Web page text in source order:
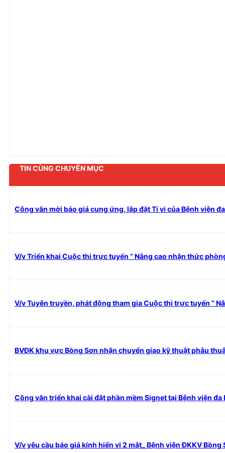
TIN CÙNG CHUYÊN MỤC
Công văn mời báo giá cung ứng, lắp đặt Ti vi của Bệnh viện
V/v Triển khai Cuộc thi trực tuyến ” Nâng cao nhận thức
V/v Tuyên truyền, phát động tham gia Cuộc thi trực tuyến ”
BVĐK khu vực Bồng Sơn nhận chuyển giao kỹ thuật phẫu
Công văn triển khai cài đặt phần mềm Signet tại Bệnh viện
V/v yêu cầu báo giá kính hiển vi 2 mắt_ Bệnh viện ĐKKV Bồng